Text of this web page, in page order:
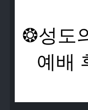
❂성도
예배